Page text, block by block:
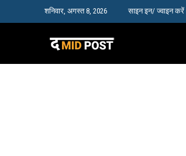
शनिवार, अगस्त 8, 2026 साइन इन/ ज्वाइन करें